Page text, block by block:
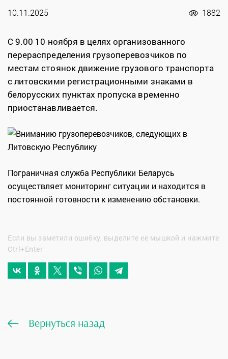
10.11.2025 1882
С 9.00 10 ноября в целях организованного
перераспределения грузоперевозчиков по
местам стоянок движение грузового транспорта
с литовскими регистрационными знаками в
белорусских пунктах пропуска временно
приостанавливается.
Пограничная служба Республики Беларусь
осуществляет мониторинг ситуации и находится в
постоянной готовности к изменению обстановки.
Если вы заметили ошибку, выделите ее мышкой и нажмите
Ctrl+Enter
Вернуться назад